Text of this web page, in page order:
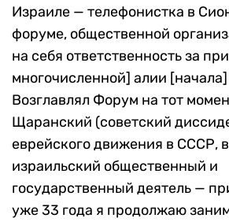
Израиле — телефонистка в
форуме, общественной
на себя ответственность за
многочисленной] алии
Возглавлял Форум на тот
Щаранский (советский
еврейского движения в СССР,
израильский общественный и
государственный деятель —
уже 33 года я продолжаю